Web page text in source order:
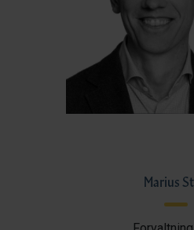
Marius